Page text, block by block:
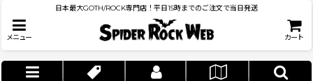
日本最大GOTH/ROCK専門店！平日15時までのご注文で当日発送
メニュー カート